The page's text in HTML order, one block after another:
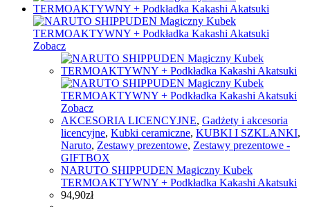
Zobacz
Zobacz
AKCESORIA LICENCYJNE, Gadżety i akcesoria
licencyjne, Kubki ceramiczne, KUBKI I SZKLANKI,
Naruto, Zestawy prezentowe, Zestawy prezentowe -
GIFTBOX
NARUTO SHIPPUDEN Magiczny Kubek
TERMOAKTYWNY + Podkładka Kakashi Akatsuki
94,90zł